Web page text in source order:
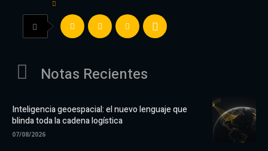
Notas Recientes
Inteligencia geoespacial: el nuevo lenguaje que
blinda toda la cadena logística
07/08/2026